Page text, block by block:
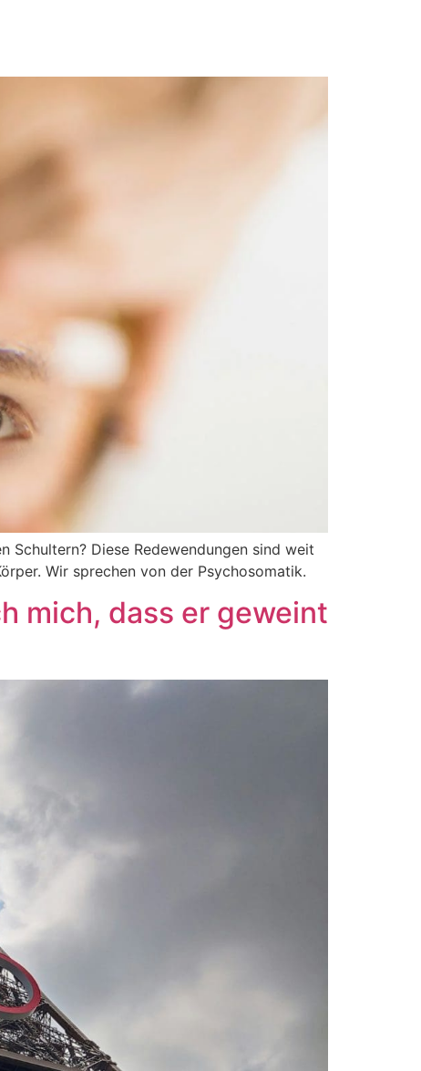
Schultern? Diese Redewendungen sind weit
Wir sprechen von der Psychosomatik.
mich, dass er geweint